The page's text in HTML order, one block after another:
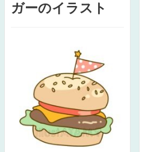
ガーのイラスト